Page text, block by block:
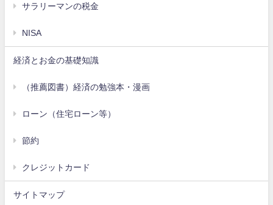
サラリーマンの税金
NISA
経済とお金の基礎知識
（推薦図書）経済の勉強本・漫画
ローン（住宅ローン等）
節約
クレジットカード
サイトマップ